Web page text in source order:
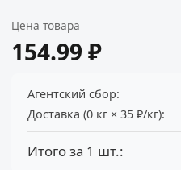
Цена товара
154.99 ₽
Агентский сбор:
Доставка (0 кг × 35 ₽/кг):
Итого за 1 шт.: